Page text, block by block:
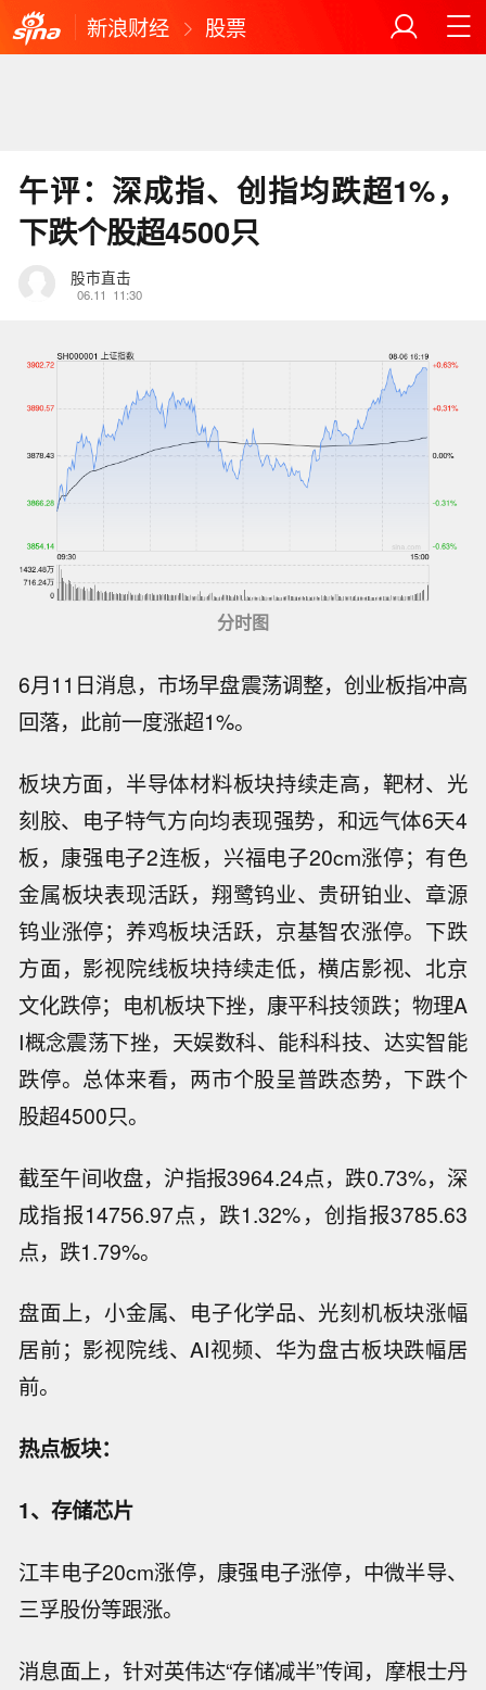
新浪财经 股票
午评：深成指、创指均跌超1%，
下跌个股超4500只
股市直击
06.11 11:30
分时图
6月11日消息，市场早盘震荡调整，创业板指冲高
回落，此前一度涨超1%。
板块方面， 半导体材料板块持续走高，靶材、光
刻胶、电子特气方向均表现强势，和远气体6天4
板，康强电子2连板，兴福电子20cm涨停； 有色
金属板块表现活跃，翔鹭钨业、贵研铂业、章源
钨业涨停；养鸡板块活跃，京基智农涨停。下跌
方面，影视院线板块持续走低，横店影视、北京
文化跌停；电机板块下挫，康平科技领跌； 物理A
I概念震荡下挫，天娱数科、能科科技、达实智能
跌停。总体来看，两市个股呈普跌态势，下跌个
股超4500只。
截至午间收盘，沪指报3964.24点，跌0.73%，深
成指报14756.97点，跌1.32%，创指报3785.63
点，跌1.79%。
盘面上，小金属、电子化学品、光刻机板块涨幅
居前；影视院线、AI视频、华为盘古板块跌幅居
前。
热点板块：
1、存储芯片
江丰电子20cm涨停，康强电子涨停，中微半导、
三孚股份等跟涨。
消息面上，针对英伟达“存储减半”传闻，摩根士丹